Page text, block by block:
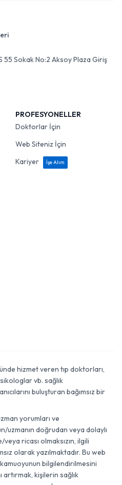
55 Sokak No:2 Aksoy Plaza Giriş
PROFESYONELLER
Doktorlar İçin
Web Siteniz İçin
Kariyer
İşe Alım
hizmet veren tıp doktorları,
vb. sağlık
buluşturan bağımsız bir
yorumları ve
doğrudan veya dolaylı
ricası olmaksızın, ilgili
olarak yazılmaktadır. Bu web
bilgilendirilmesini
artırmak, kişilerin sağlık